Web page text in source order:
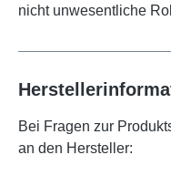
nicht unwesentliche
Bei Fragen zur
an den Hersteller: